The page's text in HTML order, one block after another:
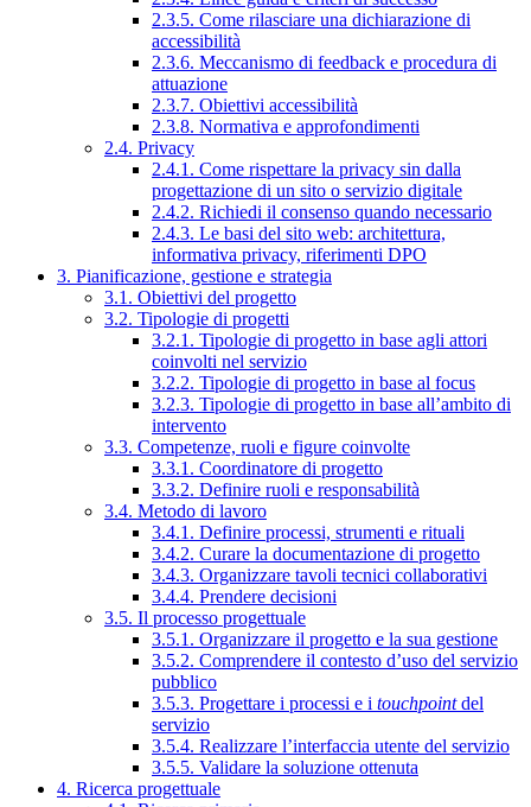
2.3.5. Come rilasciare una dichiarazione di
accessibilità
2.3.6. Meccanismo di feedback e procedura di
attuazione
2.3.7. Obiettivi accessibilità
2.3.8. Normativa e approfondimenti
2.4. Privacy
2.4.1. Come rispettare la privacy sin dalla
progettazione di un sito o servizio digitale
2.4.2. Richiedi il consenso quando necessario
2.4.3. Le basi del sito web: architettura,
informativa privacy, riferimenti DPO
3. Pianificazione, gestione e strategia
3.1. Obiettivi del progetto
3.2. Tipologie di progetti
3.2.1. Tipologie di progetto in base agli attori
coinvolti nel servizio
3.2.2. Tipologie di progetto in base al focus
3.2.3. Tipologie di progetto in base all’ambito di
intervento
3.3. Competenze, ruoli e figure coinvolte
3.3.1. Coordinatore di progetto
3.3.2. Definire ruoli e responsabilità
3.4. Metodo di lavoro
3.4.1. Definire processi, strumenti e rituali
3.4.2. Curare la documentazione di progetto
3.4.3. Organizzare tavoli tecnici collaborativi
3.4.4. Prendere decisioni
3.5. Il processo progettuale
3.5.1. Organizzare il progetto e la sua gestione
3.5.2. Comprendere il contesto d’uso del servizio
pubblico
3.5.3. Progettare i processi e i touchpointdel
servizio
3.5.4. Realizzare l’interfaccia utente del servizio
3.5.5. Validare la soluzione ottenuta
4. Ricerca progettuale